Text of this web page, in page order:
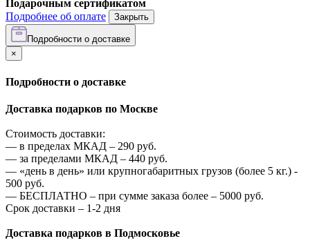
Подарочным сертификатом
Подробнее об оплате
Закрыть
Подробности о доставке
×
Подробности о доставке
Доставка подарков по Москве
Стоимость доставки:
— в пределах МКАД – 290 руб.
— за пределами МКАД – 440 руб.
— «день в день» или крупногабаритных грузов (более 5 кг.) -
500 руб.
— БЕСПЛАТНО – при сумме заказа более – 5000 руб.
Срок доставки – 1-2 дня
Доставка подарков в Подмосковье